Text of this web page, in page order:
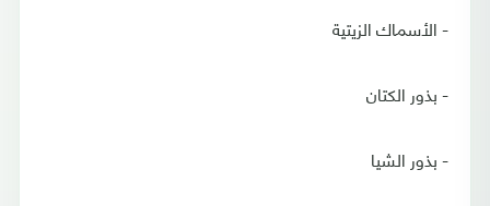
- الأسماك الزيتية
- بذور الكتان
- بذور الشيا